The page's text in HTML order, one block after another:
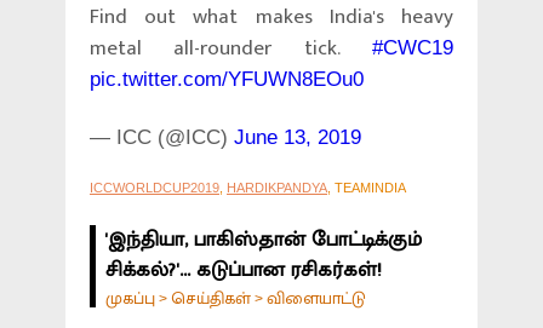
Find out what makes India's heavy
metal all-rounder tick.
#CWC19
pic.twitter.com/YFUWN8EOu0
— ICC (@ICC) June 13, 2019
ICCWORLDCUP2019 HARDIKPANDYA , TEAMINDIA
'இந்தியா, பாகிஸ்தான் போட்டிக்கும்
சிக்கல்?'... கடுப்பான ரசிகர்கள்!
முகப்பு > செய்திகள் > விளையாட்டு